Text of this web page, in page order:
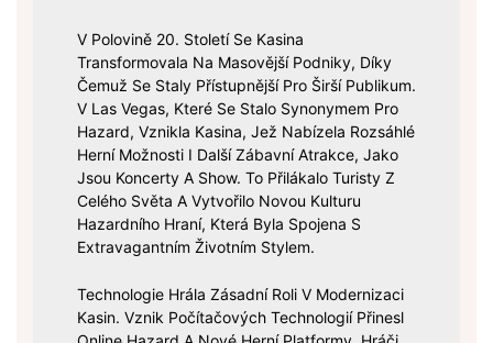
V Polovině 20. Století Se Kasina
Transformovala Na Masovější Podniky, Díky
Čemuž Se Staly Přístupnější Pro Širší Publikum.
V Las Vegas, Které Se Stalo Synonymem Pro
Hazard, Vznikla Kasina, Jež Nabízela Rozsáhlé
Herní Možnosti I Další Zábavní Atrakce, Jako
Jsou Koncerty A Show. To Přilákalo Turisty Z
Celého Světa A Vytvořilo Novou Kulturu
Hazardního Hraní, Která Byla Spojena S
Extravagantním Životním Stylem.
Technologie Hrála Zásadní Roli V Modernizaci
Kasin. Vznik Počítačových Technologií Přinesl